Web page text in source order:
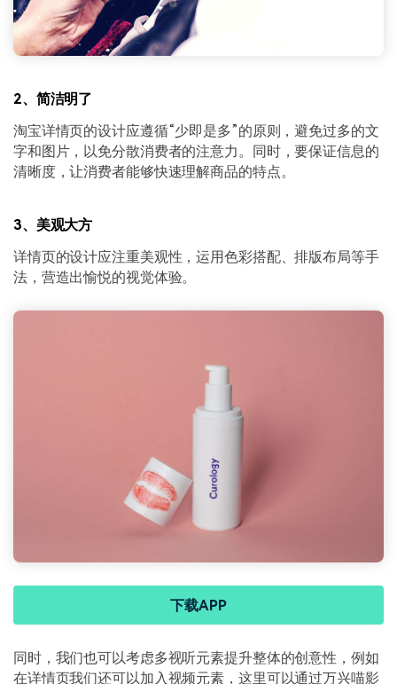
2、简洁明了
淘宝详情页的设计应遵循“少即是多”的原则，避免过多的文
字和图片，以免分散消费者的注意力。同时，要保证信息的
清晰度，让消费者能够快速理解商品的特点。
3、美观大方
详情页的设计应注重美观性，运用色彩搭配、排版布局等手
法，营造出愉悦的视觉体验。
下载APP
同时，我们也可以考虑多视听元素提升整体的创意性，例如
在详情页我们还可以加入视频元素，这里可以通过万兴喵影